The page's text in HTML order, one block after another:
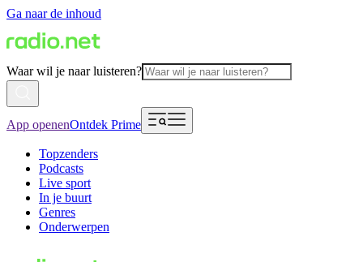
Ga naar de inhoud
Waar wil je naar luisteren?
App openenOntdek Prime
Topzenders
Podcasts
Live sport
In je buurt
Genres
Onderwerpen